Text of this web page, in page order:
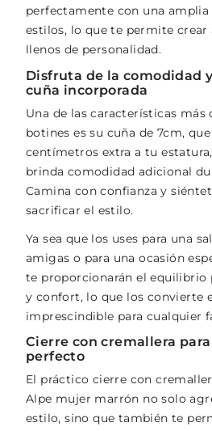
perfectamente con una
estilos, lo que te permite crear
llenos de personalidad.
Disfruta de la comodidad
cuña incorporada
Una de las características más
botines es su cuña de 7cm,
centímetros extra a tu
brinda comodidad adicional
Camina con confianza y
sacrificar el estilo.
Ya sea que los uses para una
amigas o para una ocasión
te proporcionarán el
y confort, lo que los convierte
imprescindible para cualquier
Cierre con cremallera
perfecto
El práctico cierre con
Alpe mujer marrón no solo
estilo, sino que también te